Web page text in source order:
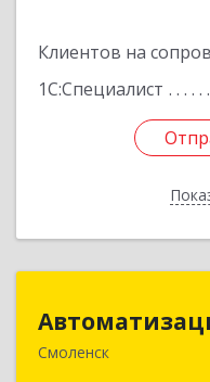
Клиентов на
1С:Специалист
Смоленск214019,